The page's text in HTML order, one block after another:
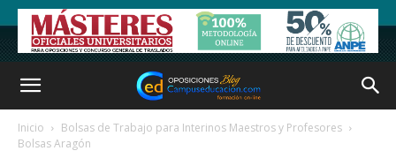
Inicio
Bolsas de Trabajo para Interinos Maestros y Profesores
Bolsas Aragón